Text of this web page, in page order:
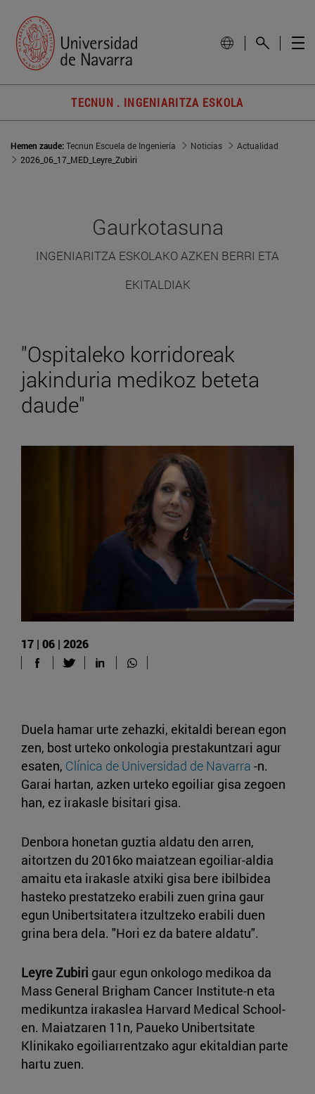
TECNUN . INGENIARITZA ESKOLA
Hemen zaude:Tecnun Escuela de Ingeniería Noticias
Actualidad
2026_06_17_MED_Leyre_Zubiri
Gaurkotasuna
INGENIARITZA ESKOLAKO AZKEN BERRI ETA
EKITALDIAK
"Ospitaleko korridoreak
jakinduria medikoz beteta
daude"
17 | 06 | 2026
Duela hamar urte zehazki, ekitaldi berean egon
zen, bost urteko onkologia prestakuntzari agur
esaten, Clínica de Universidad de Navarra -n.
Garai hartan, azken urteko egoiliar gisa zegoen
han, ez irakasle bisitari gisa.
Denbora honetan guztia aldatu den arren,
aitortzen du 2016ko maiatzean egoiliar-aldia
amaitu eta irakasle atxiki gisa bere ibilbidea
hasteko prestatzeko erabili zuen grina gaur
egun Unibertsitatera itzultzeko erabili duen
grina bera dela. "Hori ez da batere aldatu".
Leyre Zubiri gaur egun onkologo medikoa da
Mass General Brigham Cancer Institute-n eta
medikuntza irakaslea Harvard Medical School-
en. Maiatzaren 11n, Paueko Unibertsitate
Klinikako egoiliarrentzako agur ekitaldian parte
hartu zuen.